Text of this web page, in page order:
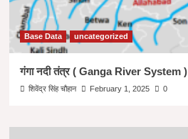
Base Data uncategorized
गंगा नदी तंत्र ( Ganga River System )
शिवेंद्र सिंह चौहान February 1, 2025 0